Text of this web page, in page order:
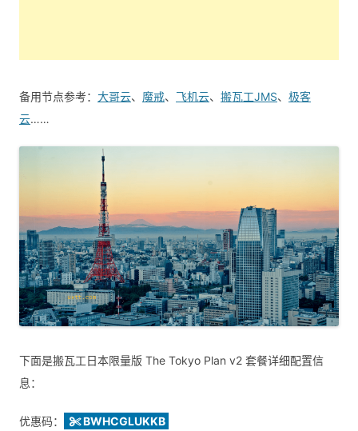
备用节点参考： 大哥云、 魔戒、 飞机云、 搬瓦工JMS、 极客
云……
下面是搬瓦工日本限量版 The Tokyo Plan v2 套餐详细配置信
息：
优惠码： BWHCGLUKKB